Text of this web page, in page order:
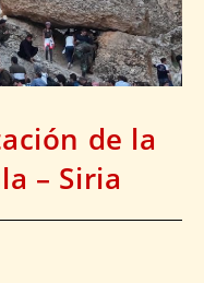
de la
– Siria